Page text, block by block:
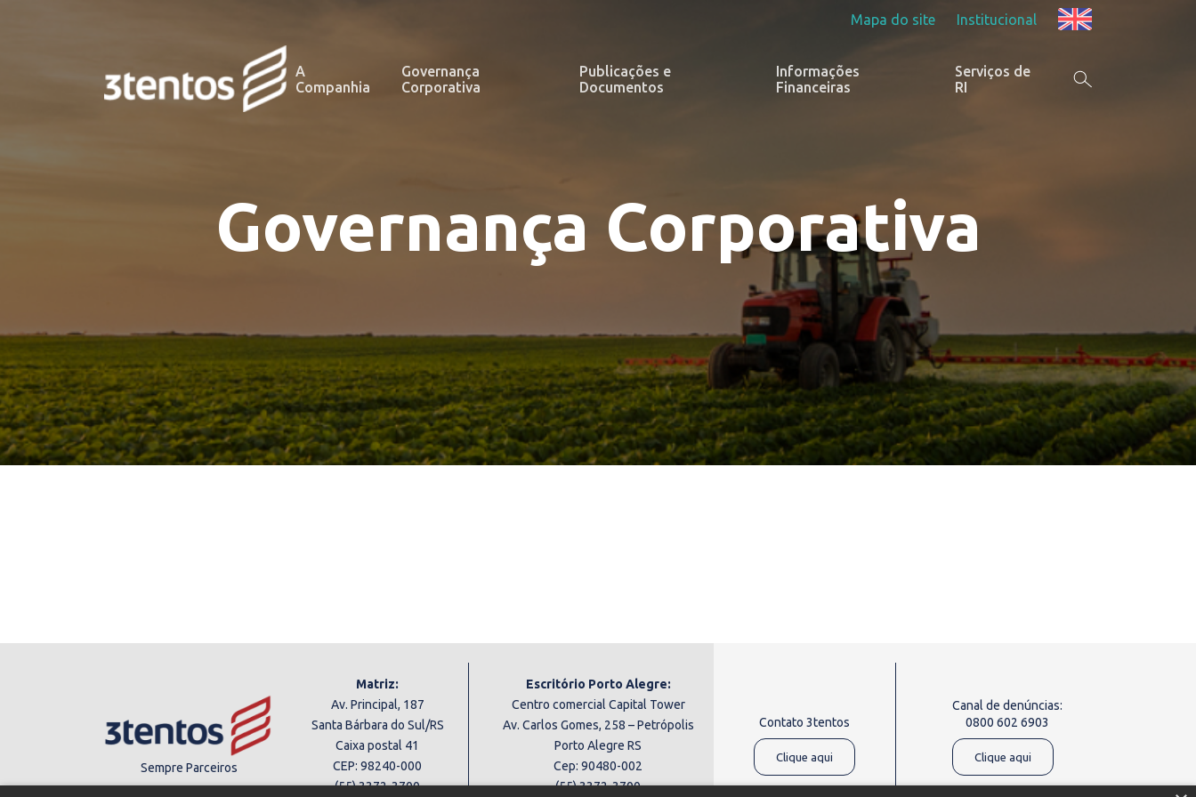
Mapa do site Institucional
A
Companhia
Governança
Corporativa
Publicações e
Documentos
Informações
Financeiras
Serviços de
RI
Governança Corporativa
Sempre Parceiros
Matriz:
Av. Principal, 187
Santa Bárbara do Sul/RS
Caixa postal 41
CEP: 98240-000
(55) 3372-3700
Escritório Porto Alegre:
Centro comercial Capital Tower
Av. Carlos Gomes, 258 – Petrópolis
Porto Alegre RS
Cep: 90480-002
(55) 3372-3700
Contato 3tentos
Clique aqui
Canal de denúncias:
0800 602 6903
Clique aqui